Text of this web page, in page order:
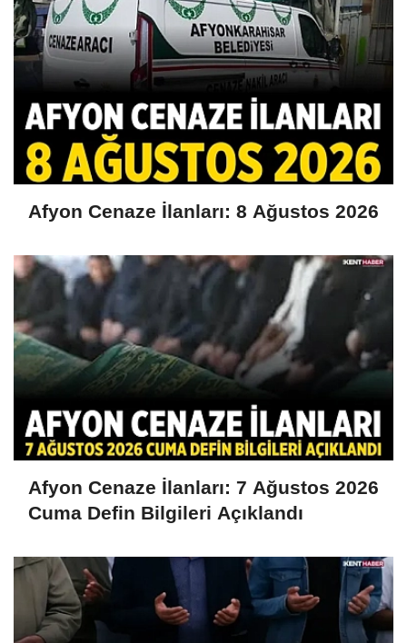
Afyon Cenaze İlanları: 8 Ağustos 2026
Afyon Cenaze İlanları: 7 Ağustos 2026
Cuma Defin Bilgileri Açıklandı